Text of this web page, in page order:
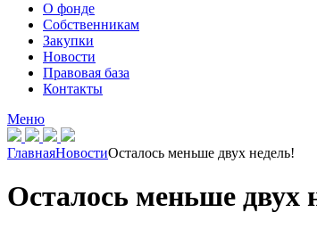
О фонде
Собственникам
Закупки
Новости
Правовая база
Контакты
Меню
ГлавнаяНовостиОсталось меньше двух недель!
Осталось меньше двух